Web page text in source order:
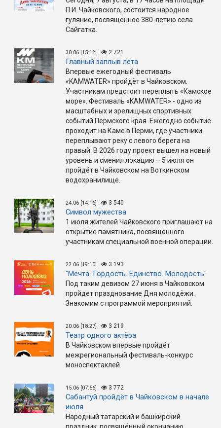
П.И. Чайковского, состоится народное
гуляние, посвящённое 380-летию села
Сайгатка.
30.06 [15:12] 2 721
Главный заплыв лета
Впервые ежегодный фестиваль
«KAMWATER» пройдёт в Чайковском.
Участникам предстоит переплыть «Камское
море». Фестиваль «KAMWATER» - одно из
масштабных и зрелищных спортивных
событий Пермского края. Ежегодно событие
проходит на Каме в Перми, где участники
переплывают реку с левого берега на
правый. В 2026 году проект вышел на новый
уровень и сменил локацию – 5 июля он
пройдёт в Чайковском на Воткинском
водохранилище.
24.06 [14:16] 3 540
Символ мужества
1 июля жителей Чайковского приглашают на
открытие памятника, посвящённого
участникам специальной военной операции.
22.06 [19:10] 3 193
"Мечта. Гордость. Единство. Молодость"
Под таким девизом 27 июня в Чайковском
пройдет празднование Дня молодёжи.
Знакомим с программой мероприятий.
20.06 [18:27] 3 219
Театр одного актёра
В Чайковском впервые пройдёт
межрегиональный фестиваль-конкурс
моноспектаклей.
15.06 [07:56] 3 772
Сабантуй пройдёт в Чайковском в начале
июля
Народный татарский и башкирский